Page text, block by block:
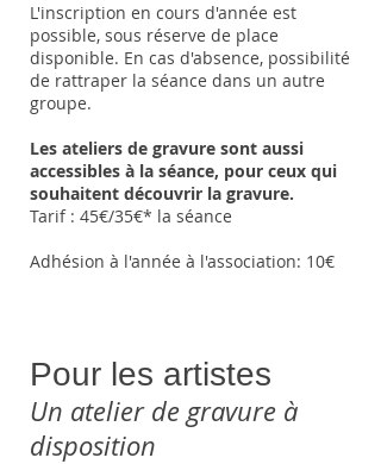
L'inscription en cours d'année est
possible, sous réserve de place
disponible. En cas d'absence, possibilité
de rattraper la séance dans un autre
groupe.
Les ateliers de gravure sont aussi
accessibles à la séance, pour ceux qui
souhaitent découvrir la gravure.
Tarif : 45€/35€* la séance
Adhésion à l'année à l'association: 10€
Pour les artistes
Un atelier de gravure à
disposition